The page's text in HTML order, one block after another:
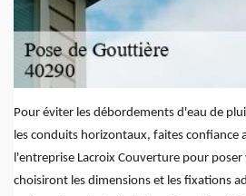
Pour éviter les débordements d'eau de
les conduits horizontaux, faites confiance
l'entreprise Lacroix Couverture pour poser
choisiront les dimensions et les fixations